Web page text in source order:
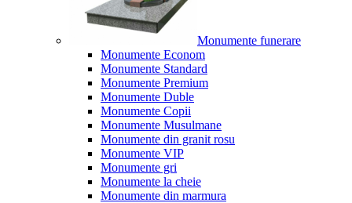
Monumente funerare
Monumente Econom
Monumente Standard
Monumente Premium
Monumente Duble
Monumente Copii
Monumente Musulmane
Monumente din granit rosu
Monumente VIP
Monumente gri
Monumente la cheie
Monumente din marmura